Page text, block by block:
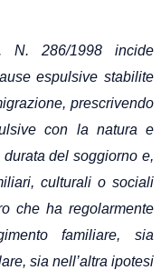
286/1998 incide
espulsive stabilite
prescrivendo
con la natura e
del soggiorno e,
culturali o sociali
che ha regolarmente
familiare, sia
sia nell’altra ipotesi